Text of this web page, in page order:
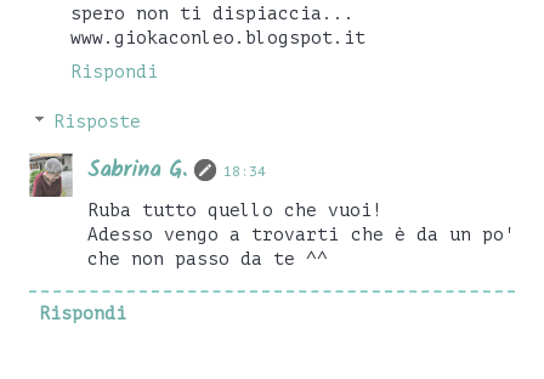
spero non ti dispiaccia...
www.giokaconleo.blogspot.it
Rispondi
Risposte
Sabrina G. 18:34
Ruba tutto quello che vuoi!
Adesso vengo a trovarti che è da un po'
che non passo da te ^^
Rispondi